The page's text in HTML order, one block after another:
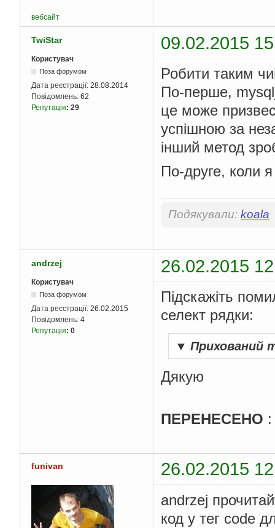
вебсайт
TwiStar 09.02.2015
Користувач
Поза форумом
Дата реєстрації: 28.08.2014
Повідомлень: 62
Репутація: 29
Робити таким
По-перше,
це може
успішною за
інший метод
По-друге, коли
Подякували: koala
andrzej 26.02.2015
Користувач
Поза форумом
Дата реєстрації: 26.02.2015
Повідомлень: 4
Репутація: 0
Підскажіть
селект рядки:
▼ Прихований
Дякую
ПЕРЕНЕСЕНО
funivan 26.02.2015
andrzej
код у тег code